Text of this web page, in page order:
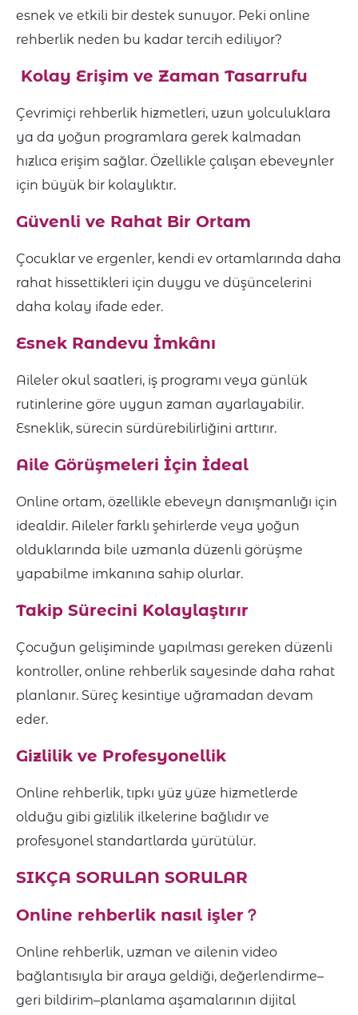
esnek ve etkili bir destek sunuyor. Peki online
rehberlik neden bu kadar tercih ediliyor?
Kolay Erişim ve Zaman Tasarrufu
Çevrimiçi rehberlik hizmetleri, uzun yolculuklara
ya da yoğun programlara gerek kalmadan
hızlıca erişim sağlar. Özellikle çalışan ebeveynler
için büyük bir kolaylıktır.
Güvenli ve Rahat Bir Ortam
Çocuklar ve ergenler, kendi ev ortamlarında daha
rahat hissettikleri için duygu ve düşüncelerini
daha kolay ifade eder.
Esnek Randevu İmkânı
Aileler okul saatleri, iş programı veya günlük
rutinlerine göre uygun zaman ayarlayabilir.
Esneklik, sürecin sürdürebilirliğini arttırır.
Aile Görüşmeleri İçin İdeal
Online ortam, özellikle ebeveyn danışmanlığı için
idealdir. Aileler farklı şehirlerde veya yoğun
olduklarında bile uzmanla düzenli görüşme
yapabilme imkanına sahip olurlar.
Takip Sürecini Kolaylaştırır
Çocuğun gelişiminde yapılması gereken düzenli
kontroller, online rehberlik sayesinde daha rahat
planlanır. Süreç kesintiye uğramadan devam
eder.
Gizlilik ve Profesyonellik
Online rehberlik, tıpkı yüz yüze hizmetlerde
olduğu gibi gizlilik ilkelerine bağlıdır ve
profesyonel standartlarda yürütülür.
SIKÇA SORULAN SORULAR
Online rehberlik nasıl işler ？
Online rehberlik, uzman ve ailenin video
bağlantısıyla bir araya geldiği, değerlendirme–
geri bildirim–planlama aşamalarının dijital